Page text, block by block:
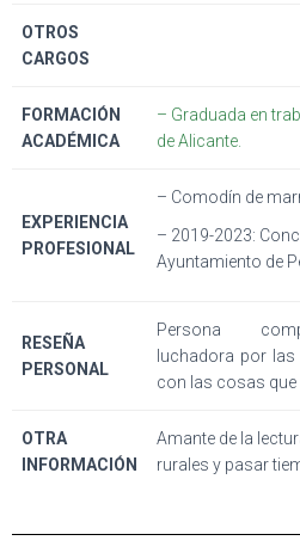
OTROS
CARGOS
FORMACIÓN
ACADÉMICA
– Graduada en
de Alicante.
EXPERIENCIA
PROFESIONAL
– Comodín de
– 2019-2023:
Ayuntamiento de
RESEÑA
PERSONAL
Persona
luchadora por
con las cosas que
OTRA
INFORMACIÓN
Amante de la
rurales y pasar